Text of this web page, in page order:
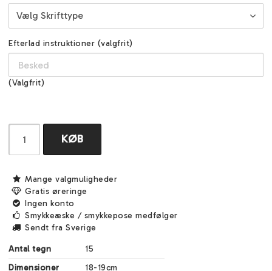
Efterlad instruktioner (valgfrit)
(Valgfrit)
KØB
Mange valgmuligheder
Gratis øreringe
Ingen konto
Smykkeæske / smykkepose medfølger
Sendt fra Sverige
Antal tegn
15
Dimensioner
18-19cm